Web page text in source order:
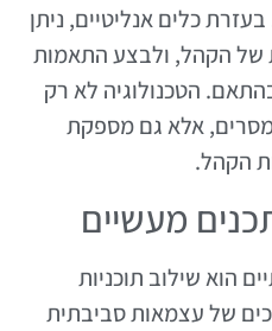
כלים אנליטיים, ניתן
של הקהל, ולבצע התאמות
הטכנולוגיה לא רק
אלא גם מספקת
הקהל.
מעשיים
הוא שילוב תוכניות
של עצמאות סביבתית